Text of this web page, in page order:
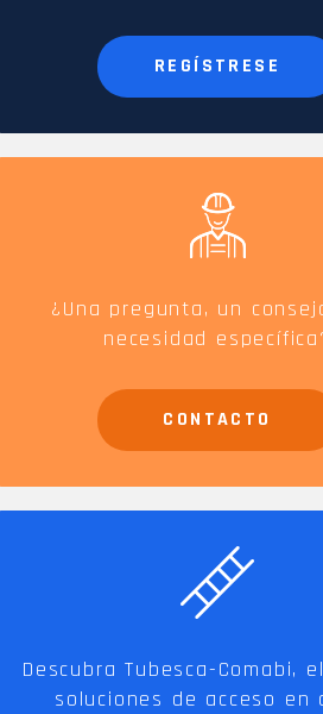
SPV y
REGÍSTRESE
¿Una pregunta, un
necesidad
CONTACTO
Descubra Tubesca-Comabi,
soluciones de acceso en